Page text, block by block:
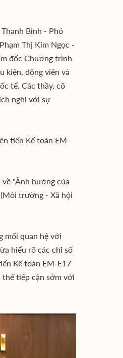
Bình - Phó
Thị Kim Ngọc -
đốc Chương trình
kiện, động viên và
tế. Các thầy, cô
nghi với sự
tiến Kế toán EM-
"Ảnh hưởng của
trường - Xã hội
mối quan hệ với
hiểu rõ các chỉ số
Kế toán EM-E17
tiếp cận sớm với